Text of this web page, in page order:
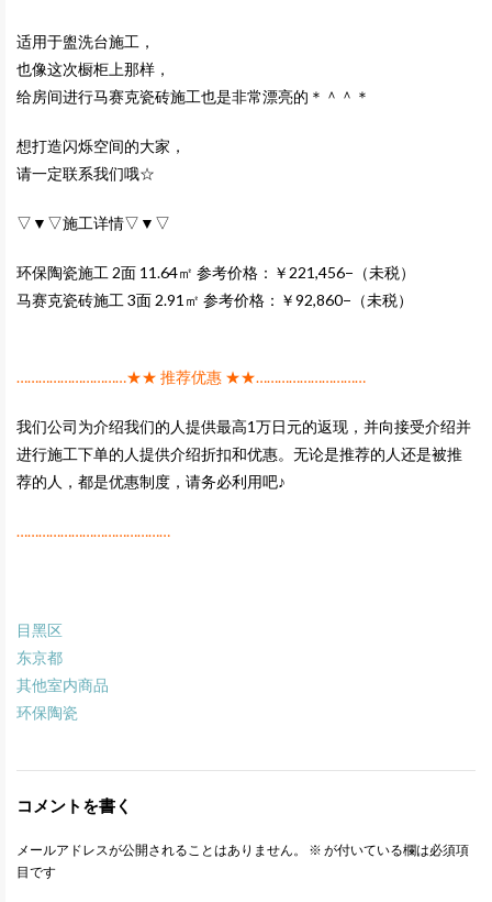
适用于盥洗台施工，
也像这次橱柜上那样，
给房间进行马赛克瓷砖施工也是非常漂亮的＊＾＾＊
想打造闪烁空间的大家，
请一定联系我们哦☆
▽▼▽施工详情▽▼▽
环保陶瓷施工 2面 11.64㎡ 参考价格：￥221,456−（未税）
马赛克瓷砖施工 3面 2.91㎡ 参考价格：￥92,860−（未税）
…………………………★★ 推荐优惠 ★★…………………………
我们公司为介绍我们的人提供最高1万日元的返现，并向接受介绍并
进行施工下单的人提供介绍折扣和优惠。无论是推荐的人还是被推
荐的人，都是优惠制度，请务必利用吧♪
……………………………………
目黑区
东京都
其他室内商品
环保陶瓷
コメントを書く
メールアドレスが公開されることはありません。 ※ が付いている欄は必須項
目です